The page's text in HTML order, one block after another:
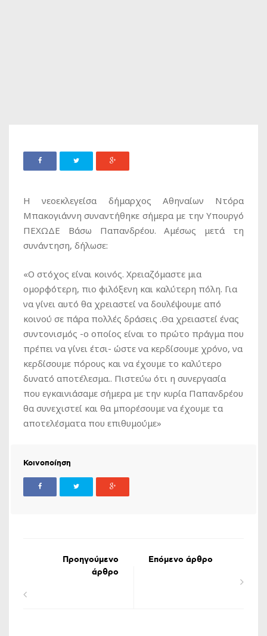
Η νεοεκλεγείσα δήμαρχος Αθηναίων Ντόρα
Μπακογιάννη συναντήθηκε σήμερα με την Υπουργό
ΠΕΧΩΔΕ Βάσω Παπανδρέου. Αμέσως μετά τη
συνάντηση, δήλωσε:
«Ο στόχος είναι κοινός. Χρειαζόμαστε μια
ομορφότερη, πιο φιλόξενη και καλύτερη πόλη. Για
να γίνει αυτό θα χρειαστεί να δουλέψουμε από
κοινού σε πάρα πολλές δράσεις .Θα χρειαστεί ένας
συντονισμός -ο οποίος είναι το πρώτο πράγμα που
πρέπει να γίνει έτσι- ώστε να κερδίσουμε χρόνο, να
κερδίσουμε πόρους και να έχουμε το καλύτερο
δυνατό αποτέλεσμα.. Πιστεύω ότι η συνεργασία
που εγκαινιάσαμε σήμερα με την κυρία Παπανδρέου
θα συνεχιστεί και θα μπορέσουμε να έχουμε τα
αποτελέσματα που επιθυμούμε»
Κοινοποίηση
Προηγούμενο
άρθρο
Επόμενο άρθρο